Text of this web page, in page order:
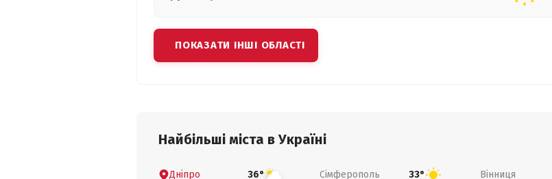
ПОКАЗАТИ ІНШІ ОБЛАСТІ
Найбільші міста в Україні
Дніпро 36° Сімферополь 33° Вінниця